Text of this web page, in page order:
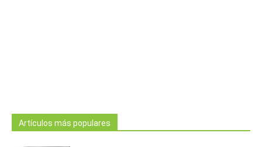
Artículos más populares